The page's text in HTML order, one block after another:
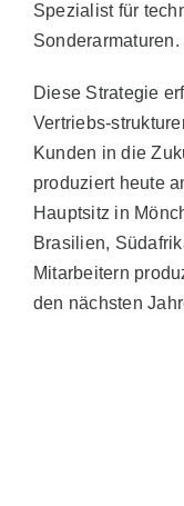
Spezialist für
Sonderarmaturen.
Diese Strategie
Vertriebs-
Kunden in die
produziert heute
Hauptsitz in
Brasilien,
Mitarbeitern
den nächsten